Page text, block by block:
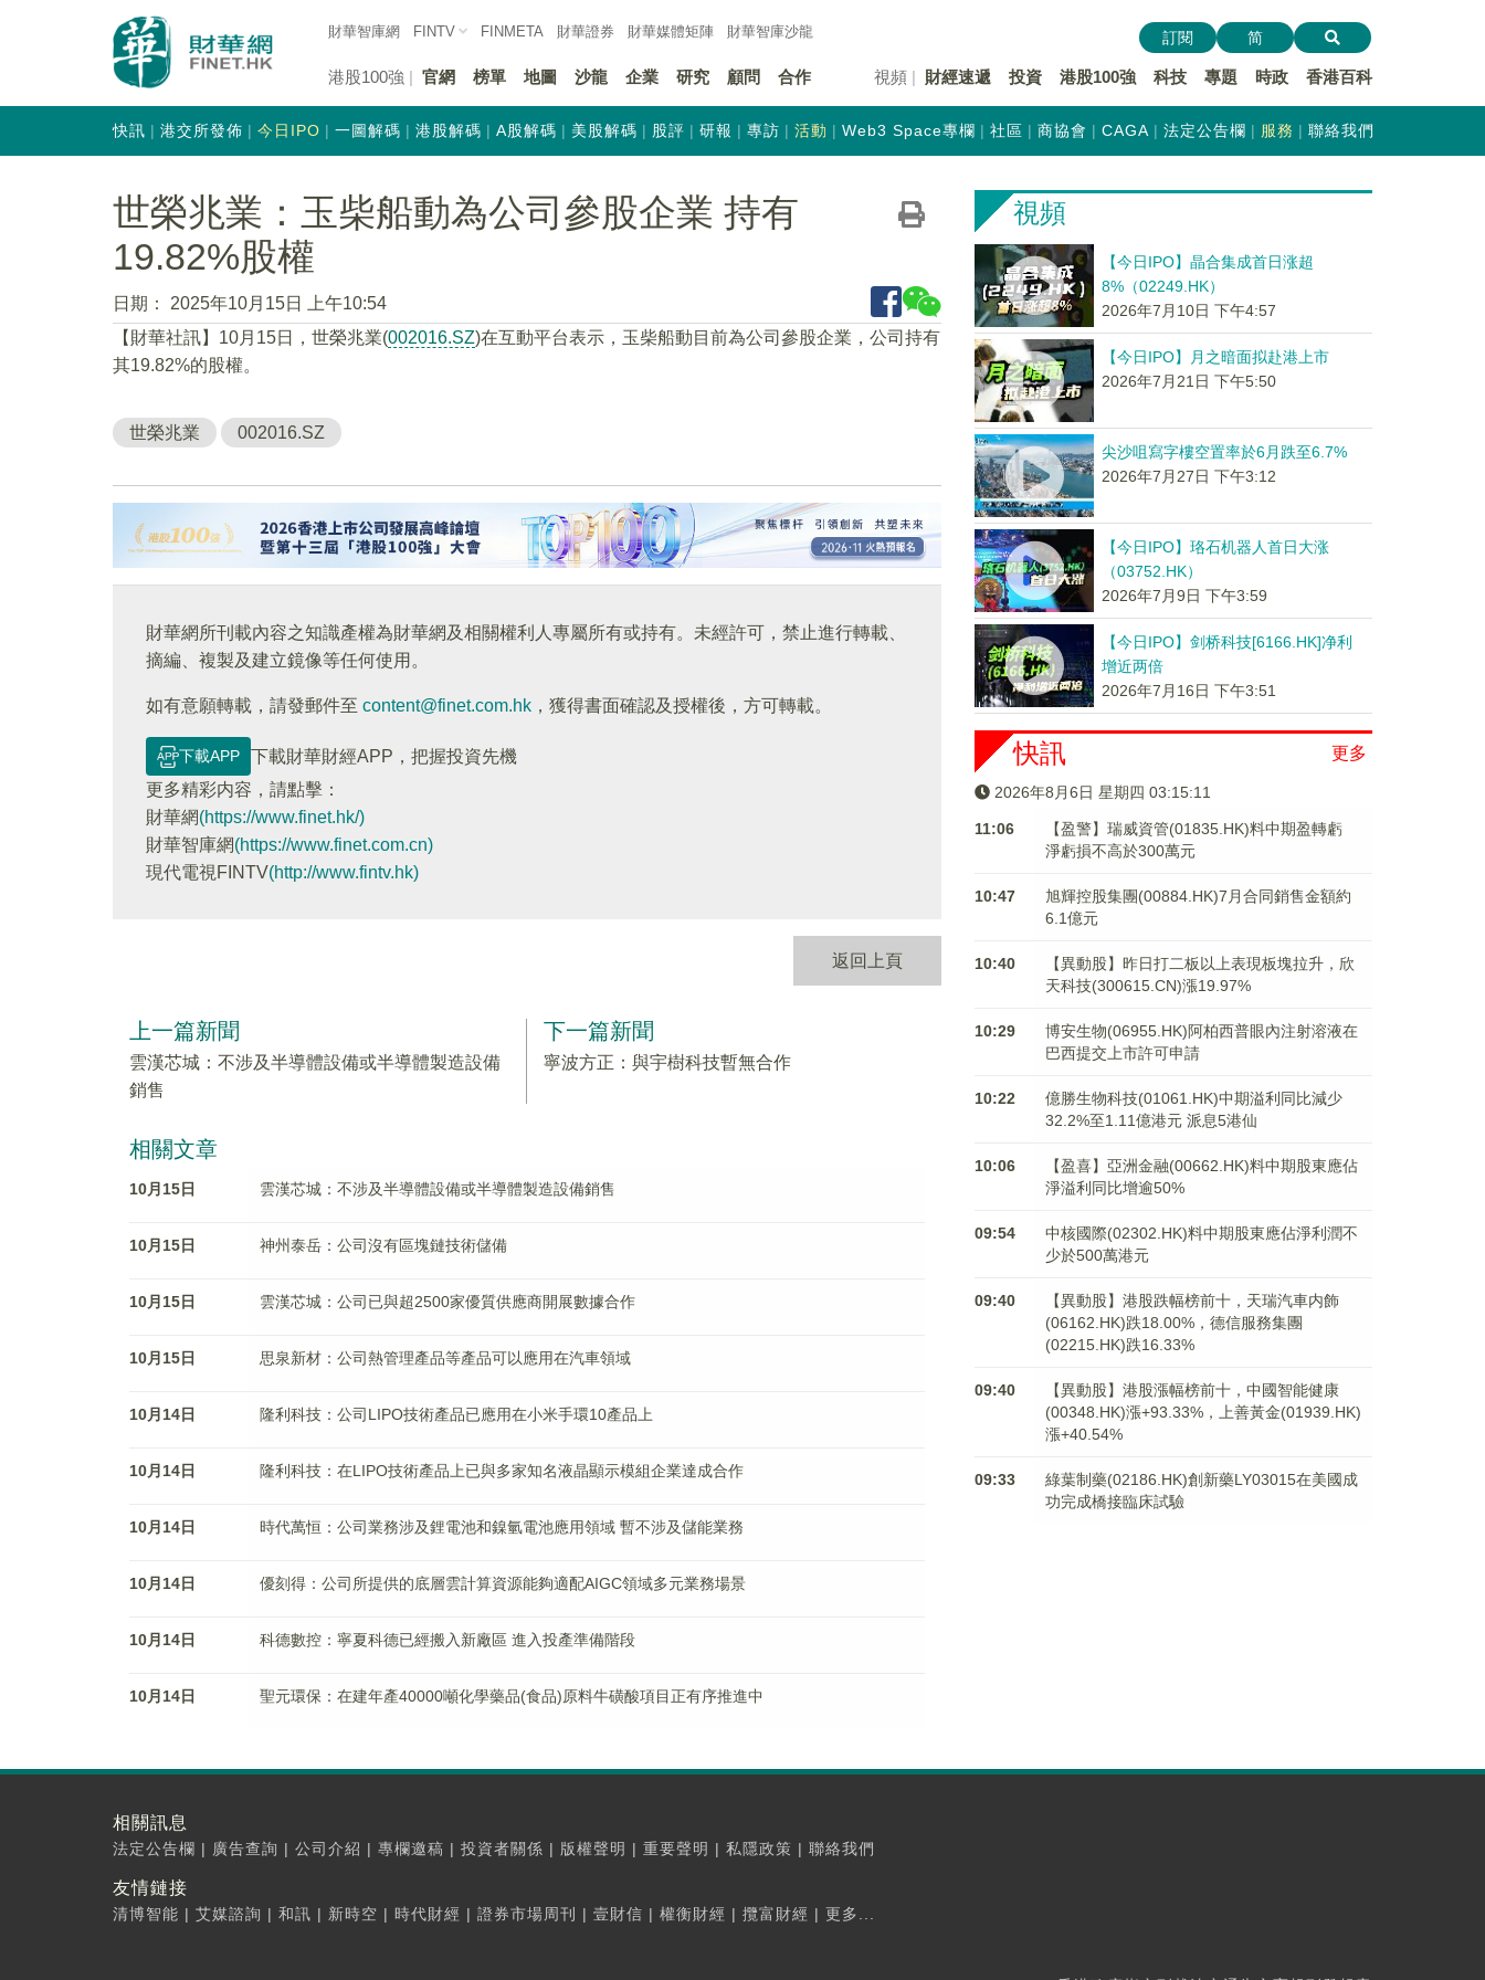
財華智庫網 FINTV FINMETA 財華證券 財華媒體矩陣 財華智庫沙龍
港股100強 官網 榜單 地圖 沙龍 企業 研究 顧問 合作 視頻 財經速遞 投資 港股100強 科技 專題 時政 香港百科
訂閱 简
快訊 港交所發佈 今日IPO 一圖解碼 港股解碼 A股解碼 美股解碼 股評 研報 專訪 活動 Web3 Space專欄 社區 商協會 CAGA 法定公告欄 服務 聯絡我們
世榮兆業：玉柴船動為公司參股企業 持有
19.82%股權
日期：
2025年10月15日 上午10:54
【財華社訊】10月15日，世榮兆業(002016.SZ)在互動平台表示，玉柴船動目前為公司參股企業，公司持有
其19.82%的股權。
世榮兆業 002016.SZ
財華網所刊載內容之知識產權為財華網及相關權利人專屬所有或持有。未經許可，禁止進行轉載、
摘編、複製及建立鏡像等任何使用。
如有意願轉載，請發郵件至 content@finet.com.hk ，獲得書面確認及授權後，方可轉載。
下載APP
下載財華財經APP，把握投資先機
更多精彩内容，請點擊：
財華網(https://www.finet.hk/)
財華智庫網(https://www.finet.com.cn)
現代電視FINTV(http://www.fintv.hk)
返回上頁
上一篇新聞
雲漢芯城：不涉及半導體設備或半導體製造設備
銷售
下一篇新聞
寧波方正：與宇樹科技暫無合作
相關文章
10月15日 雲漢芯城：不涉及半導體設備或半導體製造設備銷售
10月15日 神州泰岳：公司沒有區塊鏈技術儲備
10月15日 雲漢芯城：公司已與超2500家優質供應商開展數據合作
10月15日 思泉新材：公司熱管理產品等產品可以應用在汽車領域
10月14日 隆利科技：公司LIPO技術產品已應用在小米手環10產品上
10月14日 隆利科技：在LIPO技術產品上已與多家知名液晶顯示模組企業達成合作
10月14日 時代萬恒：公司業務涉及鋰電池和鎳氫電池應用領域 暫不涉及儲能業務
10月14日 優刻得：公司所提供的底層雲計算資源能夠適配AIGC領域多元業務場景
10月14日 科德數控：寧夏科德已經搬入新廠區 進入投產準備階段
10月14日 聖元環保：在建年產40000噸化學藥品(食品)原料牛磺酸項目正有序推進中
視頻
【今日IPO】晶合集成首日涨超
8%（02249.HK）
2026年7月10日 下午4:57
【今日IPO】月之暗面拟赴港上市
2026年7月21日 下午5:50
尖沙咀寫字樓空置率於6月跌至6.7%
2026年7月27日 下午3:12
【今日IPO】珞石机器人首日大涨
（03752.HK）
2026年7月9日 下午3:59
【今日IPO】剑桥科技[6166.HK]净利
增近两倍
2026年7月16日 下午3:51
更多
快訊
2026年8月6日 星期四 03:15:11
11:06
【盈警】瑞威資管(01835.HK)料中期盈轉虧
淨虧損不高於300萬元
10:47
旭輝控股集團(00884.HK)7月合同銷售金額約
6.1億元
10:40
【異動股】昨日打二板以上表現板塊拉升，欣
天科技(300615.CN)漲19.97%
10:29
博安生物(06955.HK)阿柏西普眼內注射溶液在
巴西提交上市許可申請
10:22
億勝生物科技(01061.HK)中期溢利同比減少
32.2%至1.11億港元 派息5港仙
10:06
【盈喜】亞洲金融(00662.HK)料中期股東應佔
淨溢利同比增逾50%
09:54
中核國際(02302.HK)料中期股東應佔淨利潤不
少於500萬港元
09:40
【異動股】港股跌幅榜前十，天瑞汽車内飾
(06162.HK)跌18.00%，德信服務集團
(02215.HK)跌16.33%
09:40
【異動股】港股漲幅榜前十，中國智能健康
(00348.HK)漲+93.33%，上善黃金(01939.HK)
漲+40.54%
09:33
綠葉制藥(02186.HK)創新藥LY03015在美國成
功完成橋接臨床試驗
相關訊息
法定公告欄 | 廣告查詢 | 公司介紹 | 專欄邀稿 | 投資者關係 | 版權聲明 | 重要聲明 | 私隱政策 | 聯絡我們
友情鏈接
清博智能 | 艾媒諮詢 | 和訊 | 新時空 | 時代財經 | 證券市場周刊 | 壹財信 | 權衡財經 | 攬富財經 | 更多...